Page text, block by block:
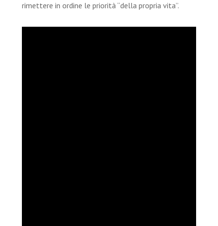
rimettere in ordine le priorità “della propria vita”.